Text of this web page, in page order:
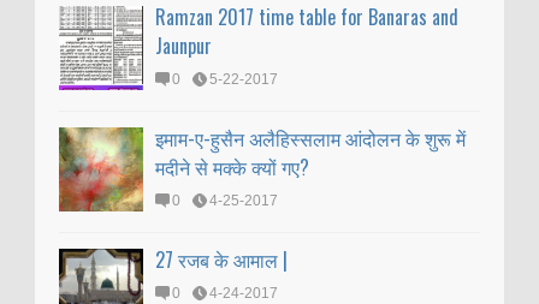
Ramzan 2017 time table for Banaras and
Jaunpur
0 5-22-2017
इमाम-ए-हुसैन अलैहिस्सलाम आंदोलन के शुरू में
मदीने से मक्के क्यों गए?
0 4-25-2017
27 रजब के आमाल |
0 4-24-2017